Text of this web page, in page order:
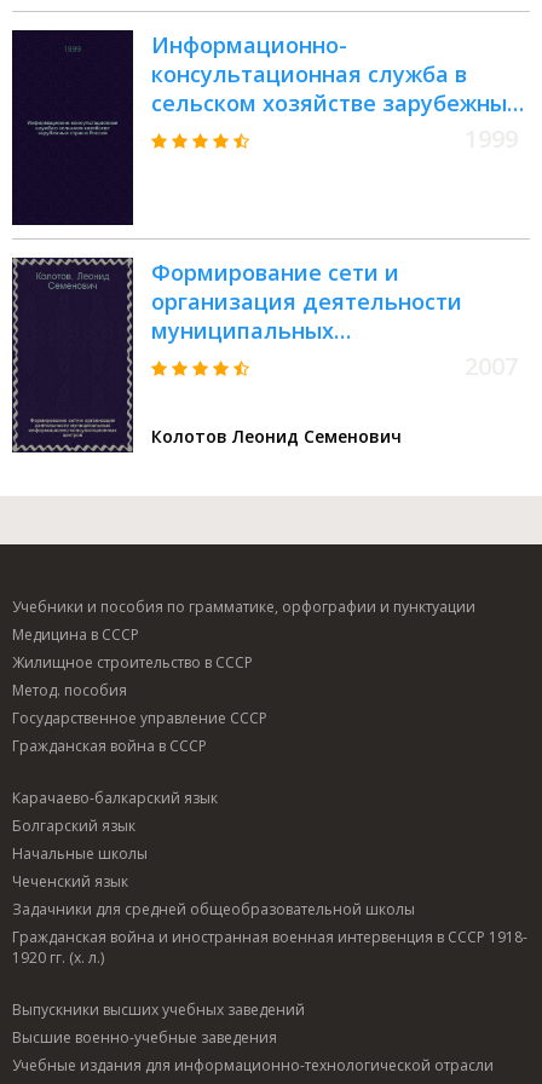
20-21 апреля 2011 г
Информационно-
консультационная служба в
сельском хозяйстве зарубежных
стран и России : Учеб. пособие
Формирование сети и
организация деятельности
муниципальных
информационно-
задачи : монография
Колотов Леонид Семенович
Учебники и пособия по грамматике, орфографии и пунктуации
Медицина в СССР
Жилищное строительство в СССР
Метод. пособия
Государственное управление СССР
Гражданская война в СССР
Карачаево-балкарский язык
Болгарский язык
Начальные школы
Чеченский язык
Задачники для средней общеобразовательной школы
Гражданская война и иностранная военная интервенция в СССР 1918-
1920 гг. (х. л.)
Выпускники высших учебных заведений
Высшие военно-учебные заведения
Учебные издания для информационно-технологической отрасли